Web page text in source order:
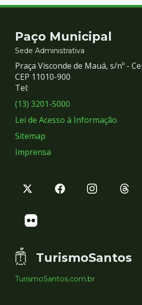
Contato
e
Redes
Sociais
Paço Municipal
Sede Administrativa
Praça Visconde de Mauá, s/nº -
CEP 11010-900
Tel:
(13) 3201-5000
Lei de Acesso à Informação
Sitemap
Imprensa
TurismoSantos
TurismoSantos.com.br